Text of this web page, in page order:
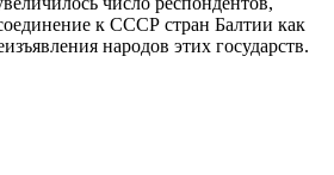
к СССР стран Балтии как
народов этих государств.